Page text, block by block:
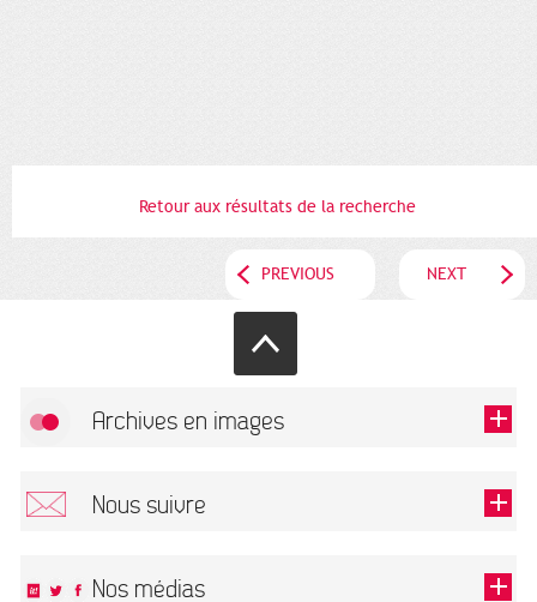
Retour aux résultats de la recherche
PREVIOUS NEXT
Archives en images
Nous suivre
Nos médias